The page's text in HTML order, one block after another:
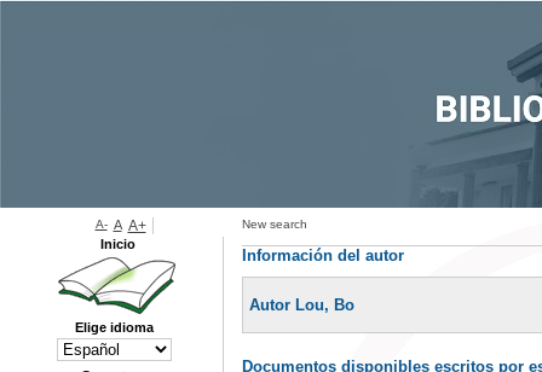
New search
Información del autor
Autor Lou, Bo
Documentos disponibles escritos por
A- A A+
Inicio
Elige idioma